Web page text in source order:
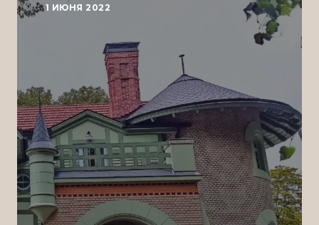
1 ИЮНЯ 2022
Design
Nick Adams